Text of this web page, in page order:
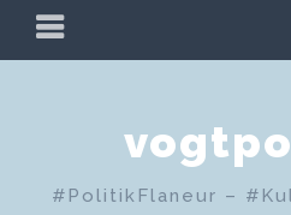
Zum
PRIMÄRES
MENÜ
#PolitikFlaneur –